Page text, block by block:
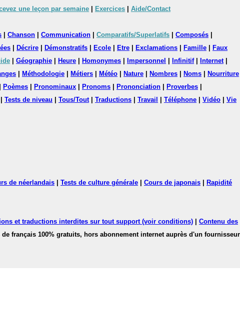
une leçon par semaine Exercices Aide/Contact
Chanson Communication Comparatifs/Superlatifs Composés
Décrire Démonstratifs Ecole Etre Exclamations Famille
Faux
Géographie Heure Homonymes Impersonnel Infinitif| Internet|
Méthodologie Métiers Météo Nature Nombres Noms
Nourriture
Poèmes Pronominaux Pronoms Prononciation Proverbes
Tests de niveau Tous/Tout| Traductions Travail Téléphone Vidéo
Vie
de néerlandais Tests de culture générale Cours de japonais
Rapidité
et traductions interdites sur tout support (voir conditions)
Contenu des
de français 100% gratuits, hors abonnement internet auprès d'un fournisseur